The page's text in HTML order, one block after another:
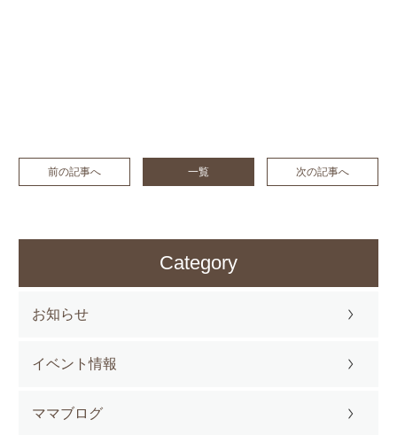
前の記事へ 一覧 次の記事へ
Category
お知らせ
イベント情報
ママブログ